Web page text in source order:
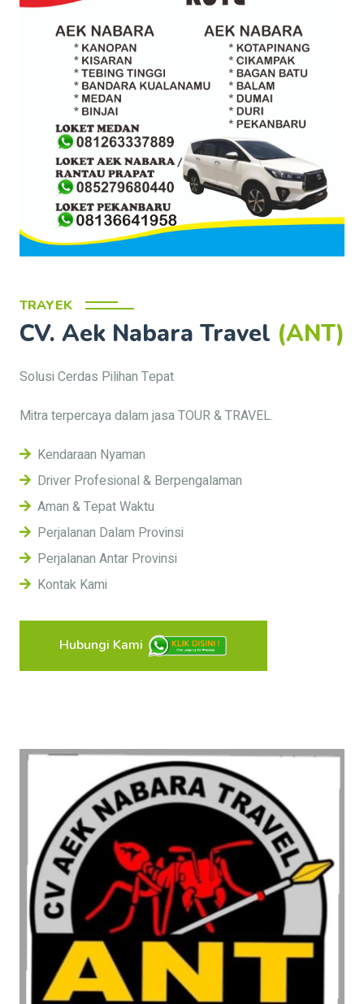
TRAYEK
CV. Aek Nabara Travel (ANT)
Solusi Cerdas Pilihan Tepat
Mitra terpercaya dalam jasa TOUR & TRAVEL.
Kendaraan Nyaman
Driver Profesional & Berpengalaman
Aman & Tepat Waktu
Perjalanan Dalam Provinsi
Perjalanan Antar Provinsi
Kontak Kami
Hubungi Kami